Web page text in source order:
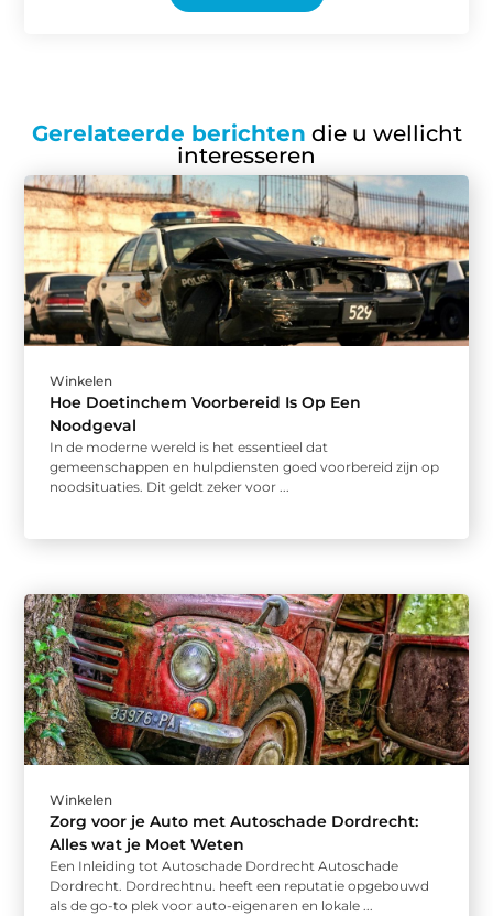
Gerelateerde berichten die u wellicht
interesseren
Winkelen
Hoe Doetinchem Voorbereid Is Op Een
Noodgeval
In de moderne wereld is het essentieel dat
gemeenschappen en hulpdiensten goed voorbereid zijn op
noodsituaties. Dit geldt zeker voor ...
Winkelen
Zorg voor je Auto met Autoschade Dordrecht:
Alles wat je Moet Weten
Een Inleiding tot Autoschade Dordrecht Autoschade
Dordrecht. Dordrechtnu. heeft een reputatie opgebouwd
als de go-to plek voor auto-eigenaren en lokale ...